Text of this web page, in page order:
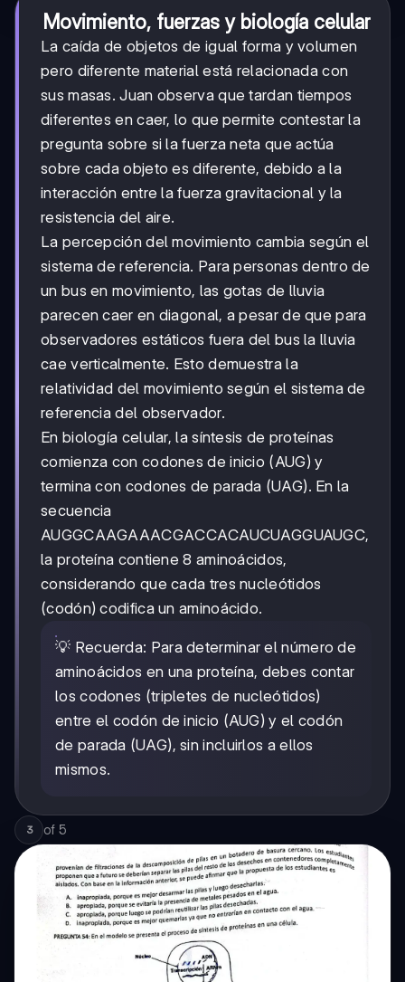
Movimiento, fuerzas y biología celular
La caída de objetos de igual forma y volumen
pero diferente material está relacionada con
sus masas. Juan observa que tardan tiempos
diferentes en caer, lo que permite contestar la
pregunta sobre si la fuerza neta que actúa
sobre cada objeto es diferente, debido a la
interacción entre la fuerza gravitacional y la
resistencia del aire.
La percepción del movimiento cambia según el
sistema de referencia. Para personas dentro de
un bus en movimiento, las gotas de lluvia
parecen caer en diagonal, a pesar de que para
observadores estáticos fuera del bus la lluvia
cae verticalmente. Esto demuestra la
relatividad del movimiento según el sistema de
referencia del observador.
En biología celular, la síntesis de proteínas
comienza con codones de inicio (AUG) y
termina con codones de parada (UAG). En la
secuencia
AUGGCAAGAAACGACCACAUCUAGGUAUGC,
la proteína contiene 8 aminoácidos,
considerando que cada tres nucleótidos
(codón) codifica un aminoácido.
💡 Recuerda: Para determinar el número de
aminoácidos en una proteína, debes contar
los codones (tripletes de nucleótidos)
entre el codón de inicio (AUG) y el codón
de parada (UAG), sin incluirlos a ellos
mismos.
3 of 5